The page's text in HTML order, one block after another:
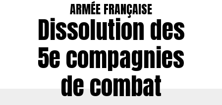
ARMÉE FRANÇAISE
Dissolution des
5e compagnies
de combat